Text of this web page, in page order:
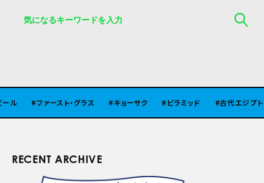
ファースト・グラス キョーサク ピラミッド 古代エジプト
RECENT ARCHIVE